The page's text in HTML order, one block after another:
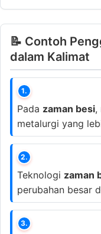
📝 Contoh
dalam Kalimat
1.
Pada zaman besi,
metalurgi yang
2.
Teknologi zaman
perubahan besar
3.